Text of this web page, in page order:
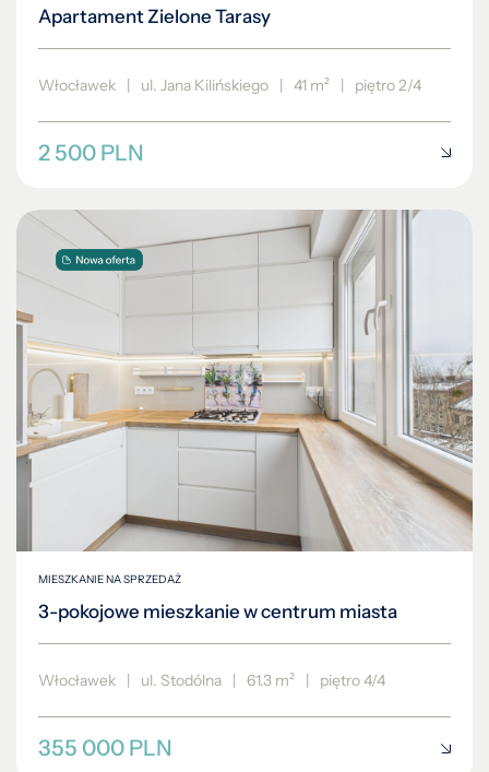
Apartament Zielone Tarasy
Włocławek | ul. Jana Kilińskiego | 41 m² | piętro 2/4
2 500 PLN
MIESZKANIE NA SPRZEDAŻ
3-pokojowe mieszkanie w centrum miasta
Włocławek | ul. Stodólna | 61.3 m² | piętro 4/4
355 000 PLN